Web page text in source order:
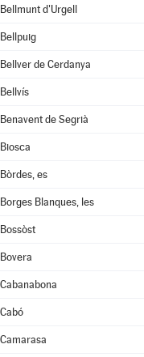
Bellmunt d'Urgell
Bellpuig
Bellver de Cerdanya
Bellvís
Benavent de Segrià
Biosca
Bòrdes, es
Borges Blanques, les
Bossòst
Bovera
Cabanabona
Cabó
Camarasa